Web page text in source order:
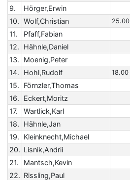
9. Hörger,Erwin
10. Wolf,Christian 25.00
11. Pfaff,Fabian
12.
Hähnle,Daniel
13.
Moenig,Peter
14. Hohl,Rudolf 18.00
15. Förnzler,Thomas
16.
Eckert,Moritz
17.
Wartlick,Karl
18.
Hähnle,Jan
19.
Kleinknecht,Michael
20. Lisnik,Andrii
21.
Mantsch,Kevin
22. Rissling,Paul